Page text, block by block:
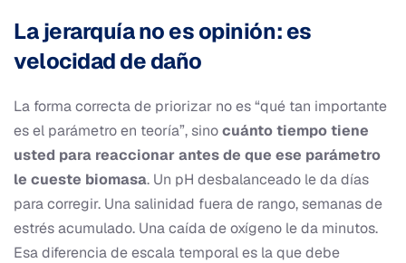
La jerarquía no es opinión: es
velocidad de daño
La forma correcta de priorizar no es “qué tan importante
es el parámetro en teoría”, sinocuánto tiempo tiene
usted para reaccionar antes de que ese parámetro
le cueste biomasa. Un pH desbalanceado le da días
para corregir. Una salinidad fuera de rango, semanas de
estrés acumulado. Una caída de oxígeno le da minutos.
Esa diferencia de escala temporal es la que debe